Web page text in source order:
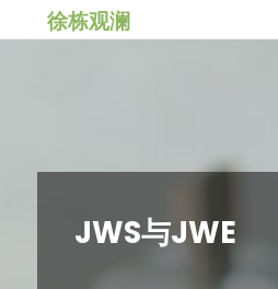
徐栋观澜
JWS与JWE